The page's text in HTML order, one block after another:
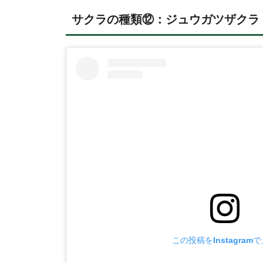
サクラの種類⑫：ジュウガツザクラ
この投稿をInstagramで